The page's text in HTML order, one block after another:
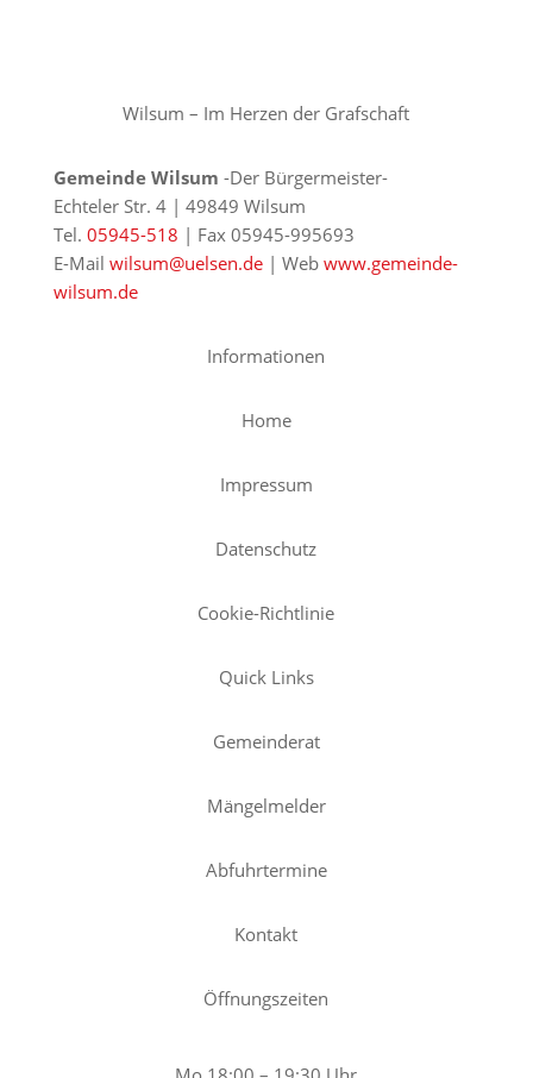
Wilsum – Im Herzen der Grafschaft
Gemeinde Wilsum -Der Bürgermeister-
Echteler Str. 4 | 49849 Wilsum
Tel. 05945-518 | Fax 05945-995693
E-Mail wilsum@uelsen.de| Web www.gemeinde-
wilsum.de
Informationen
Home
Impressum
Datenschutz
Cookie-Richtlinie
Quick Links
Gemeinderat
Mängelmelder
Abfuhrtermine
Kontakt
Öffnungszeiten